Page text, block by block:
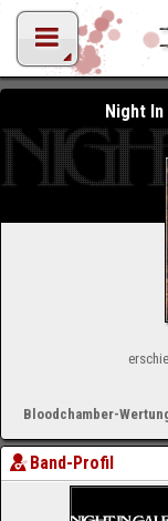
Night
Bloodchamber-
Band-Profil